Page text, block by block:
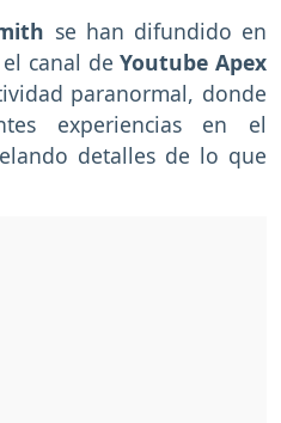
se han difundido en
canal deYoutube Apex
paranormal, donde
experiencias en el
detalles de lo que